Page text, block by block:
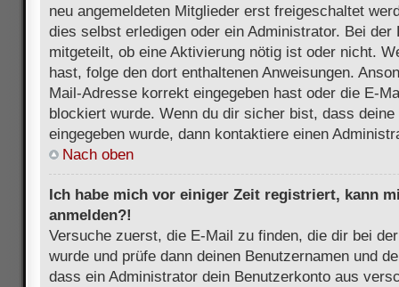
neu angemeldeten Mitglieder erst freigeschaltet
dies selbst erledigen oder ein Administrator. Bei der
mitgeteilt, ob eine Aktivierung nötig ist oder nicht.
hast, folge den dort enthaltenen Anweisungen.
Mail-Adresse korrekt eingegeben hast oder die E-
blockiert wurde. Wenn du dir sicher bist, dass
eingegeben wurde, dann kontaktiere einen
Nach oben
Ich habe mich vor einiger Zeit registriert, kann
anmelden?!
Versuche zuerst, die E-Mail zu finden, die dir bei
wurde und prüfe dann deinen Benutzernamen und
dass ein Administrator dein Benutzerkonto aus